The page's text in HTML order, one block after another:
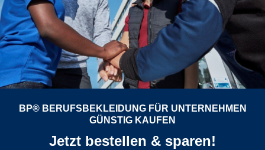
BP® BERUFSBEKLEIDUNG FÜR UNTERNEHMEN
GÜNSTIG KAUFEN
Jetzt bestellen & sparen!